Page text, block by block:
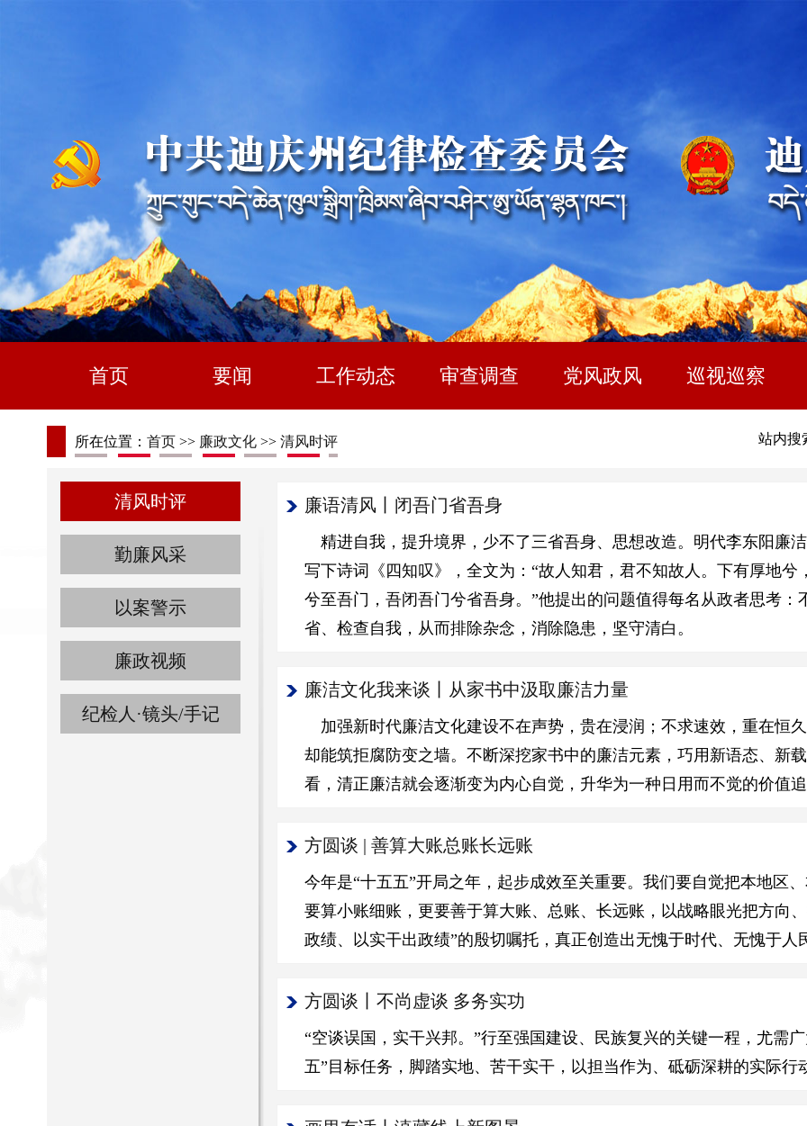
首页 要闻 工作动态 审查调查 党风政风 巡视巡察
所在位置： 首页 >> 廉政文化 >> 清风时评 站内搜
清风时评
勤廉风采
以案警示
廉政视频
纪检人·镜头/手记
廉语清风丨闭吾门省吾身
精进自我，提升境界，少不了三省吾身、思想改造。明代李东阳廉
写下诗词《四知叹》，全文为：“故人知君，君不知故人。下有厚地
兮至吾门，吾闭吾门兮省吾身。”他提出的问题值得每名从政者思考
省、检查自我，从而排除杂念，消除隐患，坚守清白。
廉洁文化我来谈丨从家书中汲取廉洁力量
加强新时代廉洁文化建设不在声势，贵在浸润；不求速效，重在恒
却能筑拒腐防变之墙。不断深挖家书中的廉洁元素，巧用新语态、新
看，清正廉洁就会逐渐变为内心自觉，升华为一种日用而不觉的价值
方圆谈 | 善算大账总账长远账
今年是“十五五”开局之年，起步成效至关重要。我们要自觉把本地区
要算小账细账，更要善于算大账、总账、长远账，以战略眼光把方向
政绩、以实干出政绩”的殷切嘱托，真正创造出无愧于时代、无愧于人
方圆谈丨不尚虚谈 多务实功
“空谈误国，实干兴邦。”行至强国建设、民族复兴的关键一程，尤需
五”目标任务，脚踏实地、苦干实干，以担当作为、砥砺深耕的实际行